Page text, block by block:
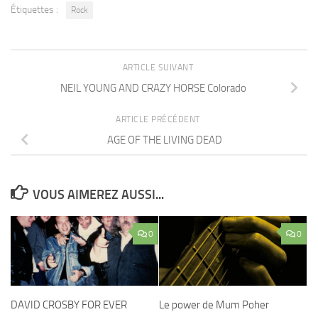
Étiquettes : Rock
ARTICLE SUIVANT
NEIL YOUNG AND CRAZY HORSE Colorado
ARTICLE PRÉCÉDENT
AGE OF THE LIVING DEAD
VOUS AIMEREZ AUSSI...
0
DAVID CROSBY FOR EVER
0
Le power de Mum Poher